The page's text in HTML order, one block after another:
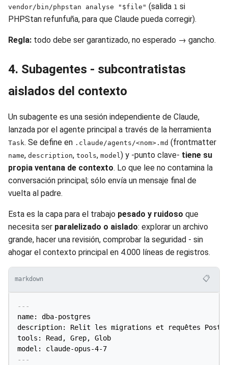
vendor/bin/phpstan analyse "$file" (salida 1 si
PHPStan refunfuña, para que Claude pueda corregir).
Regla: todo debe ser garantizado, no esperado → gancho.
4. Subagentes - subcontratistas
aislados del contexto
Un subagente es una sesión independiente de Claude,
lanzada por el agente principal a través de la herramienta
Task. Se define en .claude/agents/<nom>.md (frontmatter
name, description, tools, model ) y -punto clave- tiene su
propia ventana de contexto. Lo que lee no contamina la
conversación principal; sólo envía un mensaje final de
vuelta al padre.
Esta es la capa para el trabajo pesado y ruidoso que
necesita ser paralelizado o aislado: explorar un archivo
grande, hacer una revisión, comprobar la seguridad - sin
ahogar el contexto principal en 4.000 líneas de registros.
markdown 📋
---
name: dba-postgres
description: Relit les migrations et requêtes
tools: Read, Grep, Glob
model: claude-opus-4-7
---